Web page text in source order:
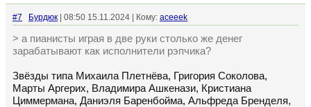
#7 Бурдюк | 08:50 15.11.2024 | Кому: aceeek
> а пианисты играя в две руки столько же денег
зарабатывают как исполнители рэпчика?
Звёзды типа Михаила Плетнёва, Григория Соколова,
Марты Аргерих, Владимира Ашкенази, Кристиана
Циммермана, Даниэля Баренбойма, Альфреда Бренделя,